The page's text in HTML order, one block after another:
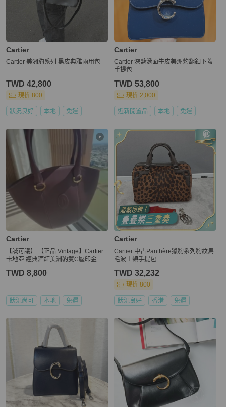
Cartier
Cartier 美洲豹系列 黑皮典雅兩用包
TWD 42,800
現折 800
狀況良好 本地 免運
Cartier
Cartier 深藍滑面牛皮美洲豹翻釦下蓋
手提包
TWD 53,800
現折 2,000
近新閒置品 本地 免運
Cartier
【誠可議】 【正品 Vintage】Cartier
卡地亞 經典酒紅美洲豹雙C壓印金邊
TWD 8,800
狀況尚可 本地 免運
Cartier
Cartier 中古Panthère獵豹系列豹紋馬
毛波士頓手提包
TWD 32,232
現折 800
狀況良好 香港 免運